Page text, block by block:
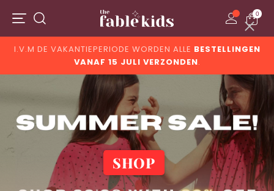
Zoeken 0
I.V.M DE VAKANTIEPERIODE WORDEN ALLE BESTELLINGEN
VANAF 15 JULI VERZONDEN.
Gratis verzending v.a. 150,- *
SHOP